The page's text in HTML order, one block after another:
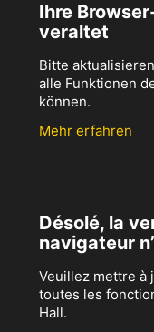
Ihre
veraltet
Bitte
alle Funktionen
können.
Mehr erfahren
Désolé, la
navigateur
Veuillez mettre à
toutes les
Hall.